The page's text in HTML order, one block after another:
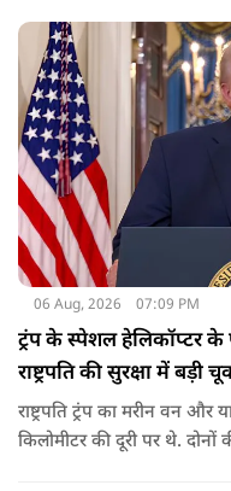
06 Aug, 2026 07:09 PM
ट्रंप के स्पेशल हेलिकॉप्टर के
राष्ट्रपति की सुरक्षा में
राष्ट्रपति ट्रंप का मरीन वन
किलोमीटर की दूरी पर थे.